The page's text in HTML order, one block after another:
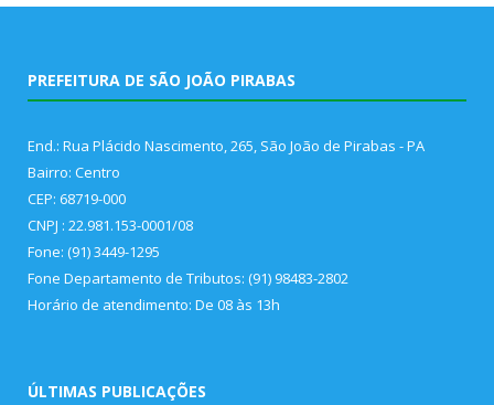
PREFEITURA DE SÃO JOÃO PIRABAS
End.: Rua Plácido Nascimento, 265, São João de Pirabas - PA
Bairro: Centro
CEP: 68719-000
CNPJ : 22.981.153-0001/08
Fone: (91) 3449-1295
Fone Departamento de Tributos: (91) 98483-2802
Horário de atendimento: De 08 às 13h
ÚLTIMAS PUBLICAÇÕES